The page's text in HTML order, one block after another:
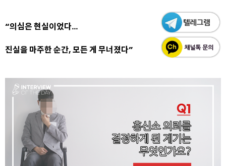
“의심은 현실이었다…
진실을 마주한 순간, 모든 게 무너졌다”